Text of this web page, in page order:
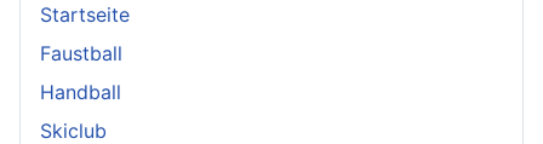
Startseite
Faustball
Handball
Skiclub